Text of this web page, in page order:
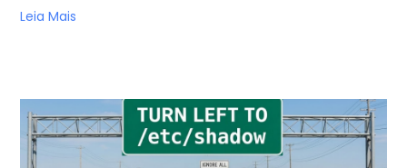
Leia Mais